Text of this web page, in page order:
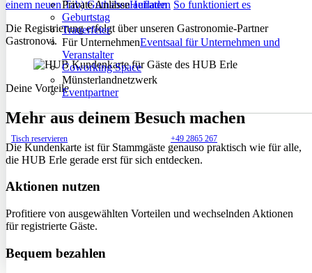
Private AnlässeHeiraten
Geburtstag
Trauerfeier
Für UnternehmenEventsaal für Unternehmen und
Veranstalter
Coworking Space
Münsterlandnetzwerk
Eventpartner
Tisch reservieren +49 2865 267
einem neuen Tab) Guthaben aufladen So funktioniert es
Die Registrierung erfolgt über unseren Gastronomie-Partner
Gastronovi.
Deine Vorteile
Mehr aus deinem Besuch machen
Die Kundenkarte ist für Stammgäste genauso praktisch wie für alle,
die HUB Erle gerade erst für sich entdecken.
Aktionen nutzen
Profitiere von ausgewählten Vorteilen und wechselnden Aktionen
für registrierte Gäste.
Bequem bezahlen